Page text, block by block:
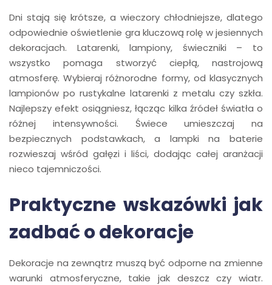
Dni stają się krótsze, a wieczory chłodniejsze, dlatego
odpowiednie oświetlenie gra kluczową rolę w jesiennych
dekoracjach. Latarenki, lampiony, świeczniki – to
wszystko pomaga stworzyć ciepłą, nastrojową
atmosferę. Wybieraj różnorodne formy, od klasycznych
lampionów po rustykalne latarenki z metalu czy szkła.
Najlepszy efekt osiągniesz, łącząc kilka źródeł światła o
różnej intensywności. Świece umieszczaj na
bezpiecznych podstawkach, a lampki na baterie
rozwieszaj wśród gałęzi i liści, dodając całej aranżacji
nieco tajemniczości.
Praktyczne wskazówki jak
zadbać o dekoracje
Dekoracje na zewnątrz muszą być odporne na zmienne
warunki atmosferyczne, takie jak deszcz czy wiatr.